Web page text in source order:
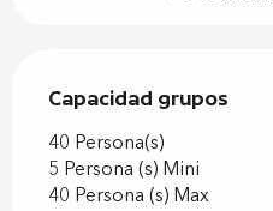
Capacidad grupos
Capacidad grupos
40 Persona(s)
5 Persona (s) Mini
40 Persona (s) Max